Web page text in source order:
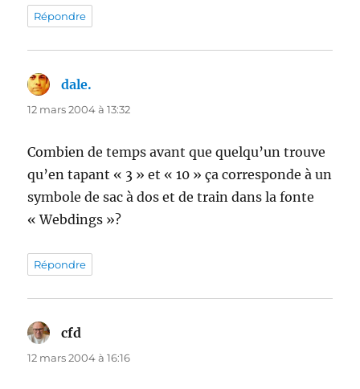
Répondre
dale.
12 mars 2004 à 13:32
Combien de temps avant que quelqu’un trouve
qu’en tapant « 3 » et « 10 » ça corresponde à un
symbole de sac à dos et de train dans la fonte
« Webdings »?
Répondre
cfd
12 mars 2004 à 16:16